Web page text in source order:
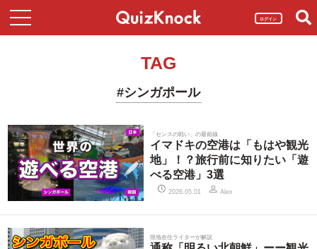
ログイン
TAG
#シンガポール
「センスの戦い」の最前線
イマドキの空港は「もはや観光
地」！？旅行前に知りたい「遊
べる空港」3選
2026.05.01 Alex
現地在住ライターが解説